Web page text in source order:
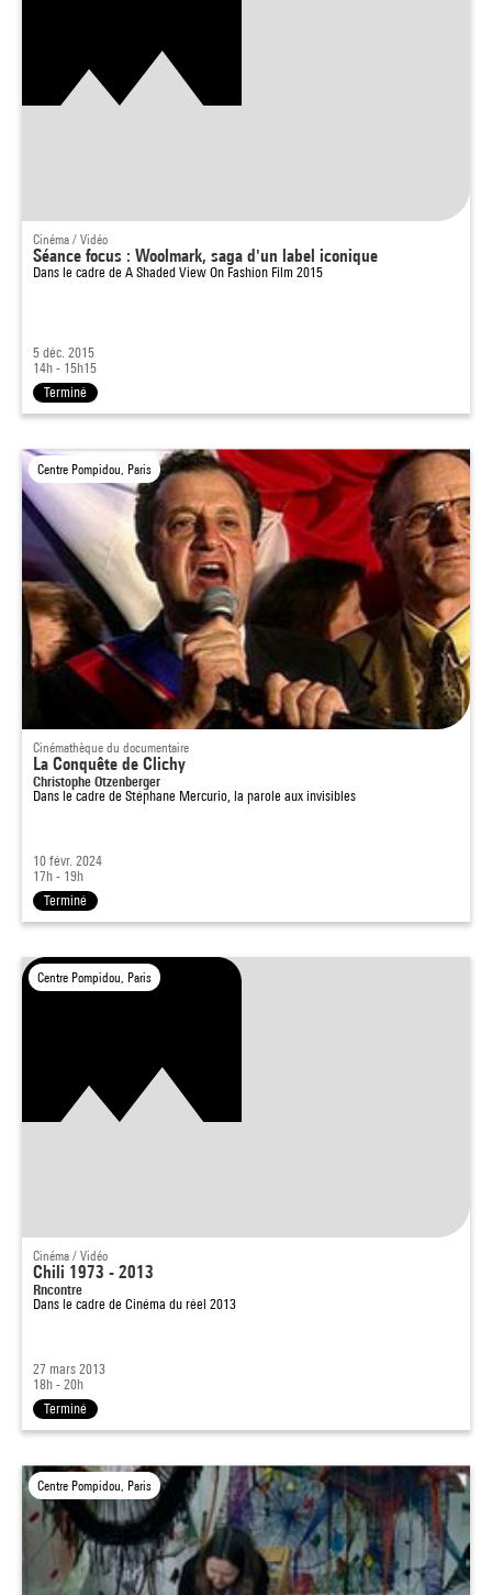
Cinéma / Vidéo
Séance focus : Woolmark, saga d'un label iconique
Dans le cadre de A Shaded View On Fashion Film 2015
5 déc. 2015
14h - 15h15
Terminé
Centre Pompidou, Paris
Cinémathèque du documentaire
La Conquête de Clichy
Christophe Otzenberger
Dans le cadre de Stéphane Mercurio, la parole aux invisibles
10 févr. 2024
17h - 19h
Terminé
Centre Pompidou, Paris
Cinéma / Vidéo
Chili 1973 - 2013
Rncontre
Dans le cadre de Cinéma du réel 2013
27 mars 2013
18h - 20h
Terminé
Centre Pompidou, Paris